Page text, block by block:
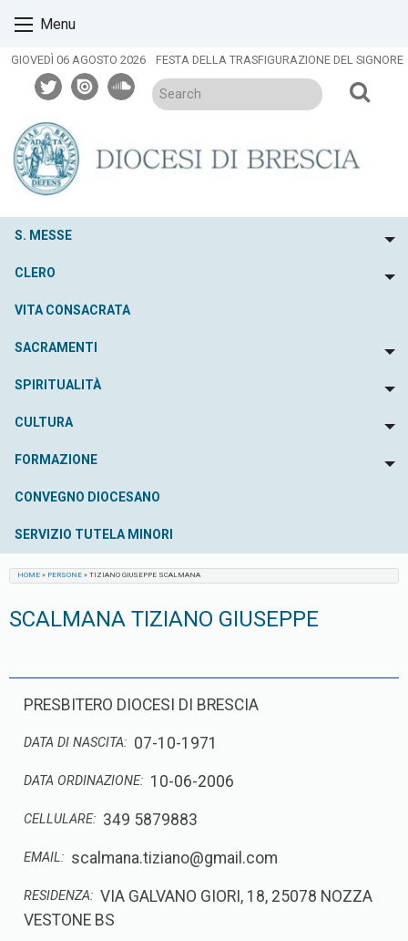
content
Menu
GIOVEDÌ 06 AGOSTO 2026 FESTA DELLA TRASFIGURAZIONE DEL SIGNORE
twitterissuusoundcloud
S. MESSE
CLERO
VITA CONSACRATA
SACRAMENTI
SPIRITUALITÀ
CULTURA
FORMAZIONE
CONVEGNO DIOCESANO
SERVIZIO TUTELA MINORI
HOME » PERSONE » TIZIANO GIUSEPPE SCALMANA
SCALMANA TIZIANO GIUSEPPE
PRESBITERO DIOCESI DI BRESCIA
DATA DI NASCITA: 07-10-1971
DATA ORDINAZIONE: 10-06-2006
CELLULARE: 349 5879883
EMAIL: scalmana.tiziano@gmail.com
RESIDENZA: VIA GALVANO GIORI, 18, 25078 NOZZA
VESTONE BS